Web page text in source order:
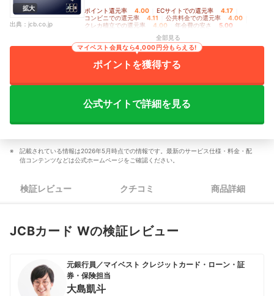
拡大
出典： jcb.co.jp
ポイント還元率 4.00 ECサイトでの還元率 4.17
コンビニでの還元率 4.11 公共料金での還元率 4.00
クレカ積立での還元率 4.00 年会費の安さ
5.00
全部見る
ポイントを獲得する
マイベスト会員なら4,000円分もらえる!
公式サイトで詳細を見る
記載されている情報は2026年5月時点での情報です。最新のサービス仕様・料金・配
信コンテンツなどは公式ホームページをご確認ください。
検証レビュー クチコミ 商品詳細
JCBカード Wの検証レビュー
元銀行員／マイベスト クレジットカード・ローン・証
券・保険担当
大島凱斗